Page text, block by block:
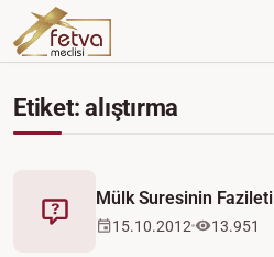
Etiket: alıştırma
Fetva
Mülk Suresinin Fazileti
15.10.2012 13.951